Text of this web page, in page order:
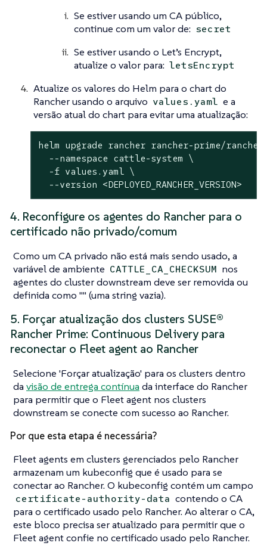
Se estiver usando um CA público,
continue com um valor de: secret
Se estiver usando o Let’s Encrypt,
atualize o valor para: letsEncrypt
Atualize os valores do Helm para o chart do
Rancher usando o arquivo values.yaml e a
versão atual do chart para evitar uma atualização:
helm upgrade rancher rancher-prime/
  --namespace cattle-system \
  -f values.yaml \
  --version <DEPLOYED_RANCHER_VERSION>
4. Reconfigure os agentes do Rancher para o
certificado não privado/comum
Como um CA privado não está mais sendo usado, a
variável de ambiente CATTLE_CA_CHECKSUM nos
agentes do cluster downstream deve ser removida ou
definida como "" (uma string vazia).
5. Forçar atualização dos clusters SUSE®
Rancher Prime: Continuous Delivery para
reconectar o Fleet agent ao Rancher
Selecione 'Forçar atualização' para os clusters dentro
da visão de entrega contínua da interface do Rancher
para permitir que o Fleet agent nos clusters
downstream se conecte com sucesso ao Rancher.
Por que esta etapa é necessária?
Fleet agents em clusters gerenciados pelo Rancher
armazenam um kubeconfig que é usado para se
conectar ao Rancher. O kubeconfig contém um campo
certificate-authority-data contendo o CA
para o certificado usado pelo Rancher. Ao alterar o CA,
este bloco precisa ser atualizado para permitir que o
Fleet agent confie no certificado usado pelo Rancher.